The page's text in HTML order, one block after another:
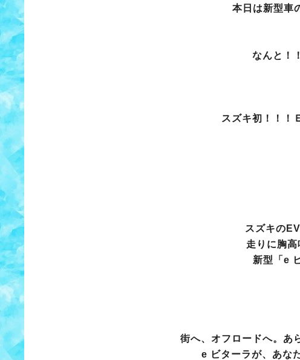
本日は新型車
なんと！
スズキ初！！！
スズキの
走りに胸高
新型「e
街へ、オフロードへ。あ
e ビターラが、あな